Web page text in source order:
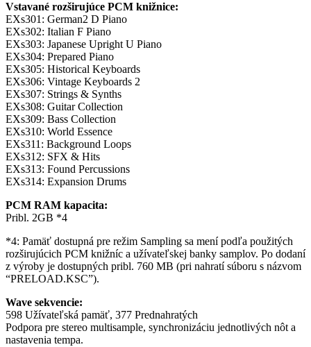
Vstavané rozširujúce PCM knižnice:
EXs301: German2 D Piano
EXs302: Italian F Piano
EXs303: Japanese Upright U Piano
EXs304: Prepared Piano
EXs305: Historical Keyboards
EXs306: Vintage Keyboards 2
EXs307: Strings & Synths
EXs308: Guitar Collection
EXs309: Bass Collection
EXs310: World Essence
EXs311: Background Loops
EXs312: SFX & Hits
EXs313: Found Percussions
EXs314: Expansion Drums
PCM RAM kapacita:
Pribl. 2GB *4
*4: Pamäť dostupná pre režim Sampling sa mení podľa použitých
rozširujúcich PCM knižníc a užívateľskej banky samplov. Po dodaní
z výroby je dostupných pribl. 760 MB (pri nahratí súboru s názvom
“PRELOAD.KSC”).
Wave sekvencie:
598 Užívateľská pamäť, 377 Prednahratých
Podpora pre stereo multisample, synchronizáciu jednotlivých nôt a
nastavenia tempa.